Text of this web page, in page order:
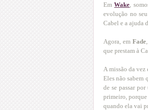
EmWake ,
evolução no
Cabel e a ajuda
Agora, em Fade
que prestam à
A missão da vez
Eles não sabem
de se passar
primeiro, porque
quando ela vai